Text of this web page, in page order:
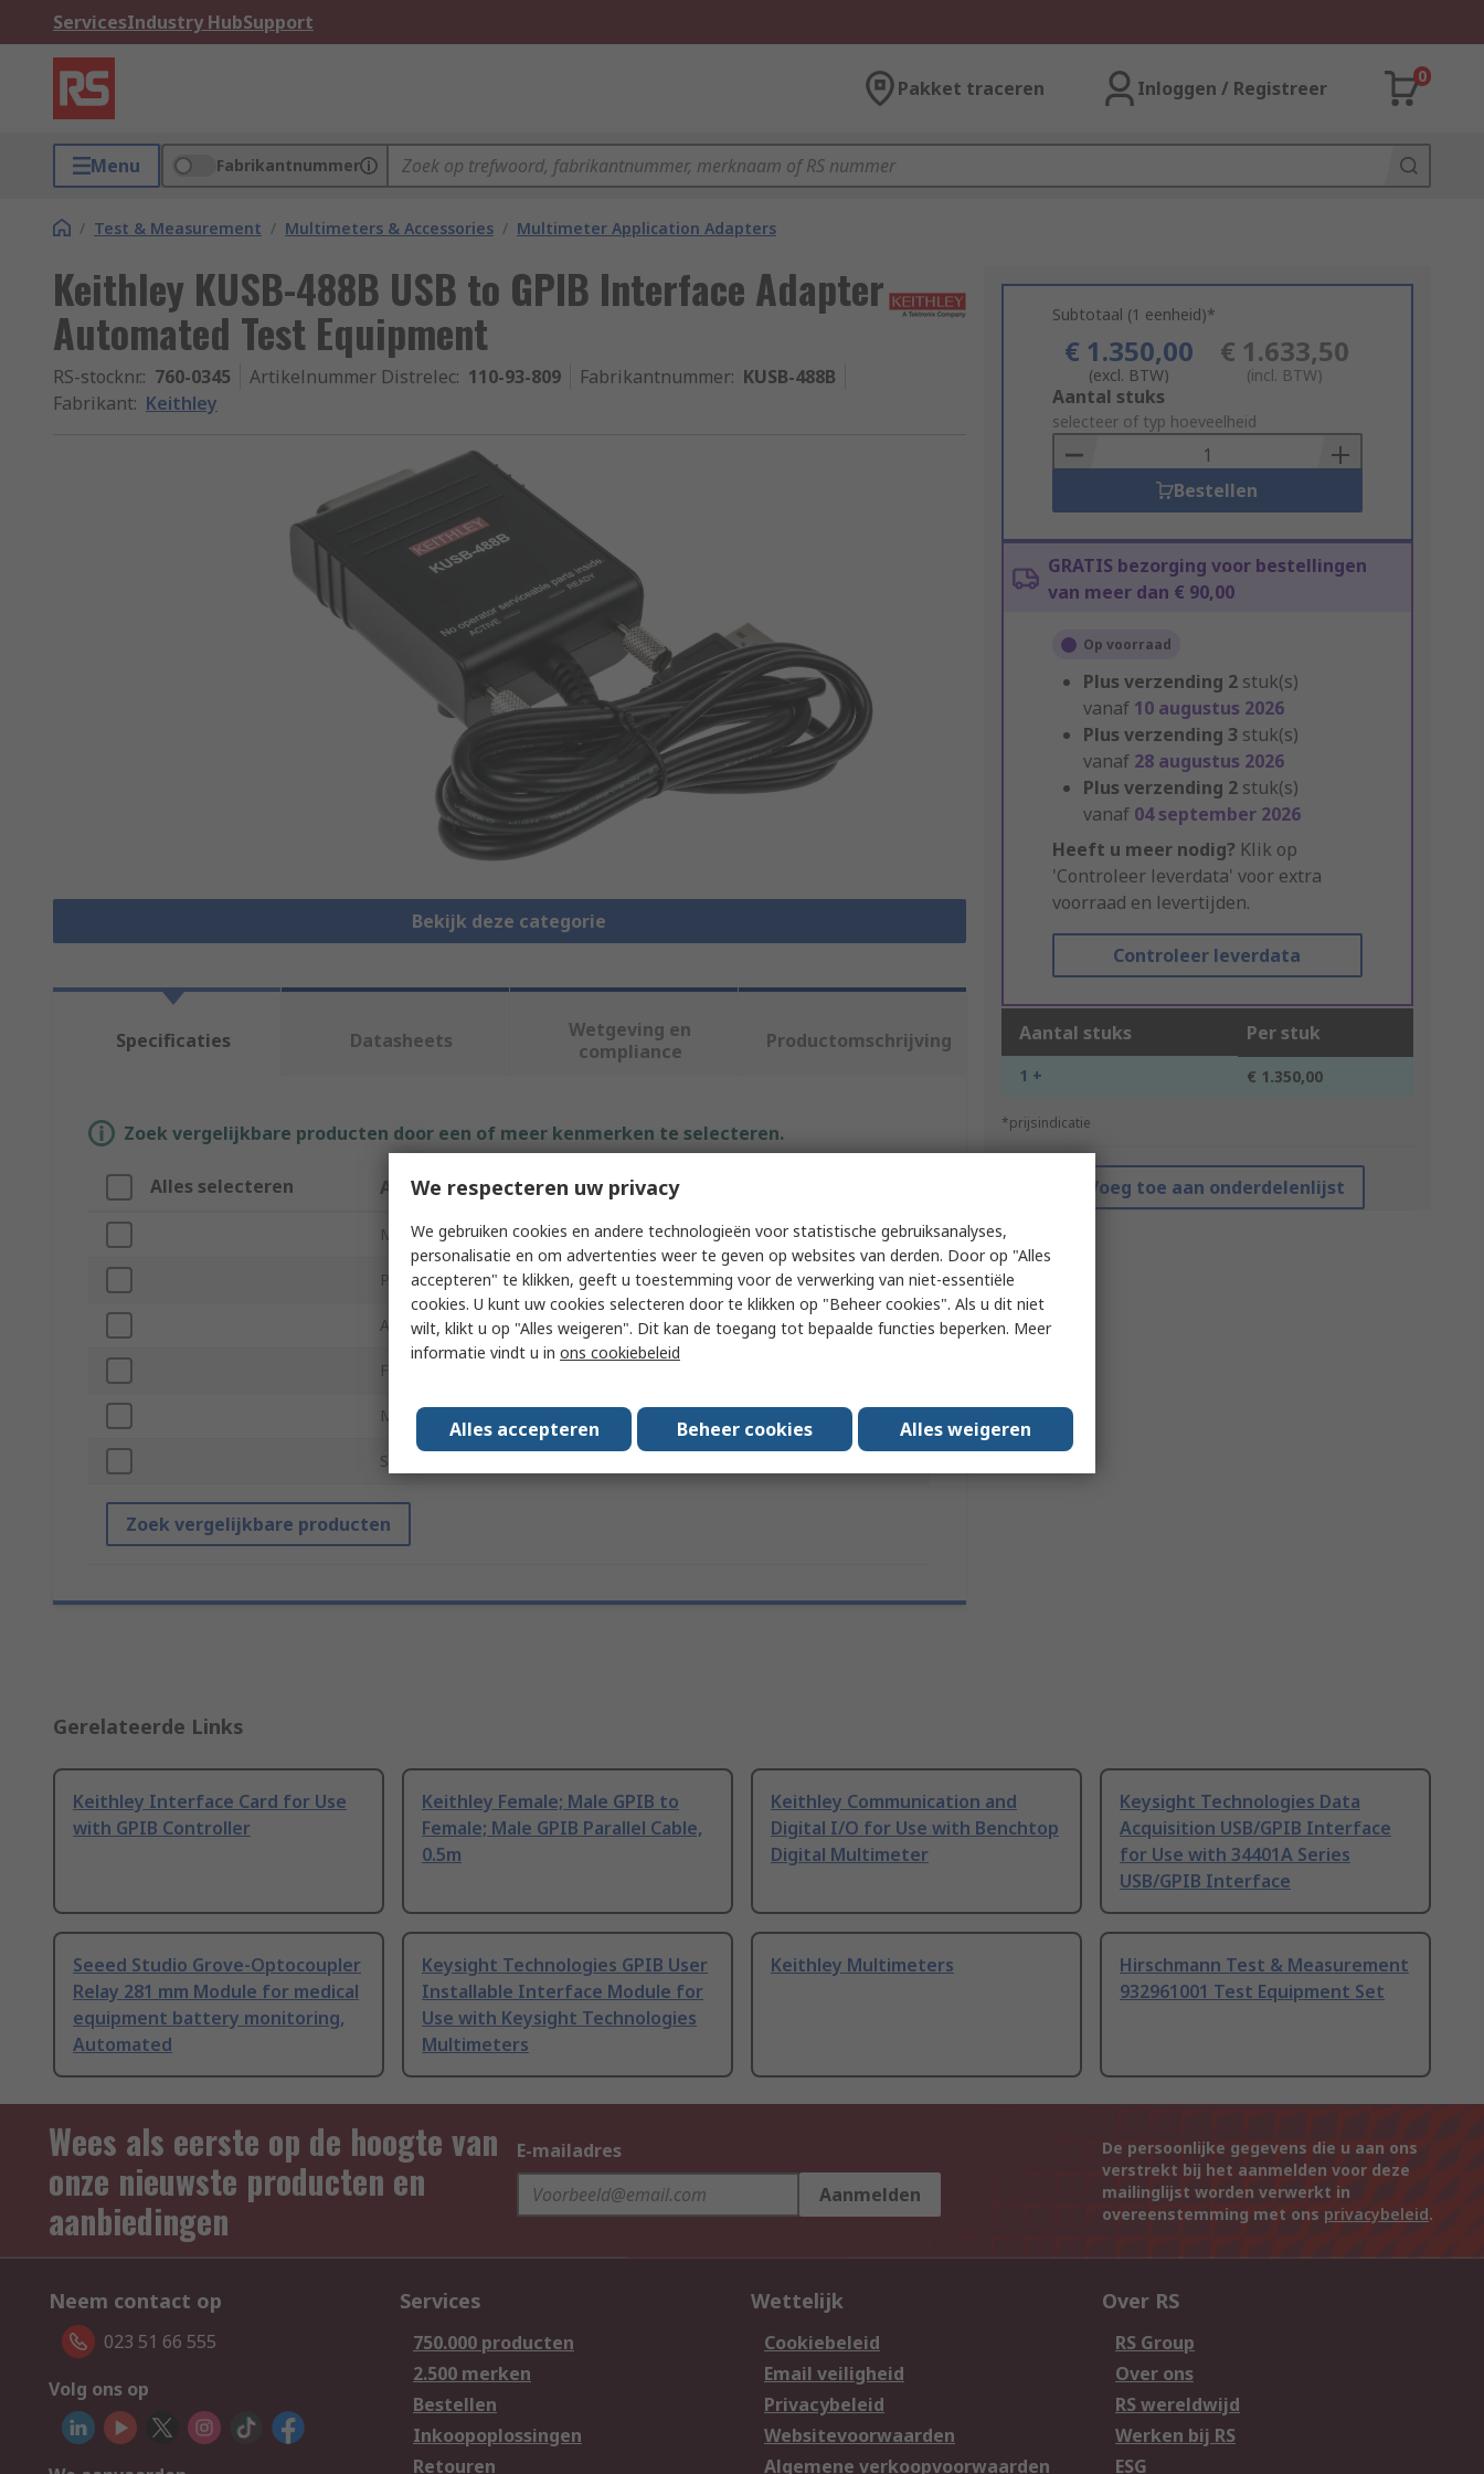
ServicesIndustry HubSupport
Pakket traceren Inloggen / Registreer
0
Menu Fabrikantnummer
/ Test & Measurement / Multimeters & Accessories / Multimeter Application Adapters
Keithley KUSB-488B USB to GPIB Interface Adapter
Automated Test Equipment
RS-stocknr.: 760-0345 Artikelnummer Distrelec: 110-93-809 Fabrikantnummer: KUSB-488B
Fabrikant: Keithley
Bekijk deze categorie
Subtotaal (1 eenheid)*
€ 1.350,00
(excl. BTW)
€ 1.633,50
(incl. BTW)
Add
to
Basket
Aantal stuks
selecteer of typ hoeveelheid
Bestellen
GRATIS bezorging voor bestellingen
van meer dan € 90,00
Op voorraad
Plus verzending 2 stuk(s)
vanaf 10 augustus 2026
Plus verzending 3 stuk(s)
vanaf 28 augustus 2026
Plus verzending 2 stuk(s)
vanaf 04 september 2026
Heeft u meer nodig? Klik op
'Controleer leverdata' voor extra
voorraad en levertijden.
Controleer leverdata
Aantal stuks Per stuk
1 + € 1.350,00
*prijsindicatie
Voeg toe aan onderdelenlijst
Specificaties Datasheets
Wetgeving en
compliance
Productomschrijving
Zoek vergelijkbare producten door een of meer kenmerken te selecteren.
Alles selecteren Attribuut Waarde
Merk Keithley
Product Type Multimeter Application Adapter
Accessory Type USB to GPIB Interface Adapter
For Use With
Model Number KUSB-488B
Standards/Approvals
Zoek vergelijkbare producten
Gerelateerde Links
Keithley Interface Card for Use
with GPIB Controller
Keithley Female; Male GPIB to
Female; Male GPIB Parallel Cable,
0.5m
Keithley Communication and
Digital I/O for Use with Benchtop
Digital Multimeter
Keysight Technologies Data
Acquisition USB/GPIB Interface
for Use with 34401A Series
USB/GPIB Interface
Seeed Studio Grove-Optocoupler
Relay 281 mm Module for medical
equipment battery monitoring,
Automated
Keysight Technologies GPIB User
Installable Interface Module for
Use with Keysight Technologies
Multimeters
Keithley Multimeters
Hirschmann Test & Measurement
932961001 Test Equipment Set
Wees als eerste op de hoogte van
onze nieuwste producten en
aanbiedingen
E-mailadres
Aanmelden
De persoonlijke gegevens die u aan ons
verstrekt bij het aanmelden voor deze
mailinglijst worden verwerkt in
overeenstemming met ons privacybeleid.
Neem contact op
023 51 66 555
Volg ons op
Services
750.000 producten
2.500 merken
Bestellen
Inkoopoplossingen
Retouren
Wettelijk
Cookiebeleid
Email veiligheid
Privacybeleid
Websitevoorwaarden
Algemene verkoopvoorwaarden
Over RS
RS Group
Over ons
RS wereldwijd
Werken bij RS
ESG
We respecteren uw privacy
We gebruiken cookies en andere technologieën voor statistische gebruiksanalyses,
personalisatie en om advertenties weer te geven op websites van derden. Door op "Alles
accepteren" te klikken, geeft u toestemming voor de verwerking van niet-essentiële
cookies. U kunt uw cookies selecteren door te klikken op "Beheer cookies". Als u dit niet
wilt, klikt u op "Alles weigeren". Dit kan de toegang tot bepaalde functies beperken. Meer
informatie vindt u in ons cookiebeleid
Alles accepteren Beheer cookies Alles weigeren